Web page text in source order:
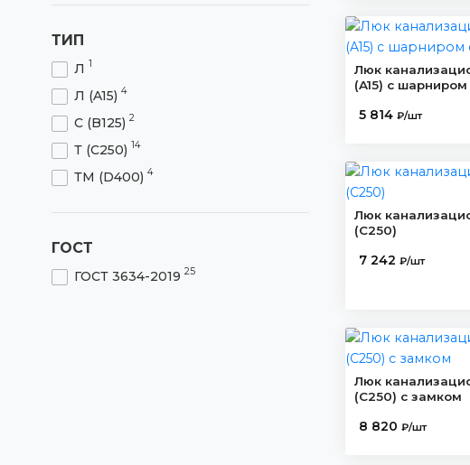
Люк
(A15) с
5 814 ₽/шт
Люк
(C250)
7 242 ₽/шт
Люк
(C250) с замком
8 820 ₽/шт
ТИП
Л 1
Л (A15) 4
С (B125) 2
Т (C250) 14
ТМ (D400) 4
ГОСТ
ГОСТ 3634-2019 25